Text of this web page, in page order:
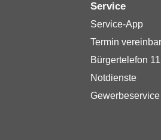
Service
Service-App
Termin
Bürgertelefon
Notdienste
Gewerbeservice